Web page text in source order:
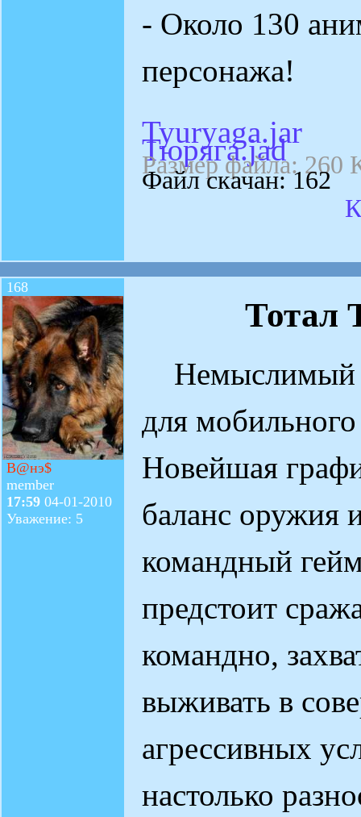
- Около 130
персонажа!
Tyuryaga.jar
Тюряга.jad
Размер файла: 260
Файл скачан: 162
168
В@нэ$
member
17:59 04-01-2010
Уважение: 5
Тотал
Немыслимый
для
Новейшая
баланс оружия
командный
предстоит
командно,
выживать в
агрессивных
настолько